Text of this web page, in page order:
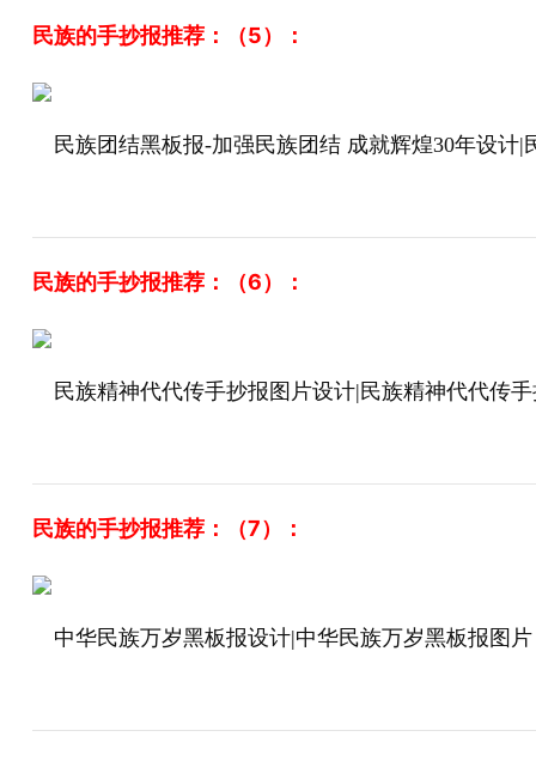
民族的手抄报推荐：（5）：
民族团结黑板报-加强民族团结 成就辉煌30年设计
民族的手抄报推荐：（6）：
民族精神代代传手抄报图片设计|民族精神代代传
民族的手抄报推荐：（7）：
中华民族万岁黑板报设计|中华民族万岁黑板报图片